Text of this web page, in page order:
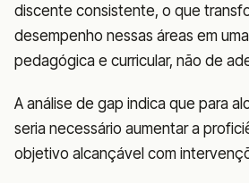
discente consistente, o que
desempenho nessas áreas em
pedagógica e curricular, não de
A análise de gap indica que para
seria necessário aumentar a
objetivo alcançável com